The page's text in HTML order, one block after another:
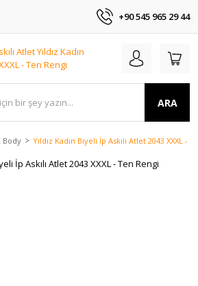
+90 545 965 29 44
ARA
Body Yıldız Kadın Biyeli İp Askılı Atlet 2043 XXXL -